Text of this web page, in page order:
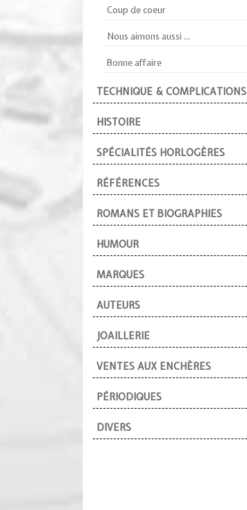
Coup de coeur
Nous aimons aussi ...
Bonne affaire
TECHNIQUE & COMPLICATIONS
HISTOIRE
SPÉCIALITÉS HORLOGÈRES
RÉFÉRENCES
ROMANS ET BIOGRAPHIES
HUMOUR
MARQUES
AUTEURS
JOAILLERIE
VENTES AUX ENCHÈRES
PÉRIODIQUES
DIVERS